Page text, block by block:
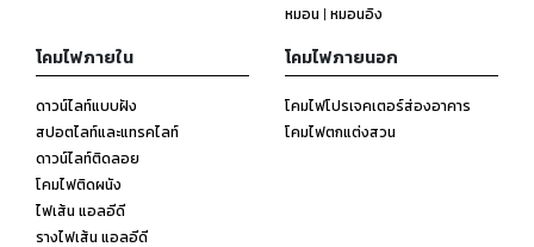
หมอน | หมอนอิง
โคมไฟภายใน
ดาวน์ไลท์แบบฝัง
สปอตไลท์และแทรคไลท์
ดาวน์ไลท์ติดลอย
โคมไฟติดผนัง
ไฟเส้น แอลอีดี
รางไฟเส้น แอลอีดี
โคมไฟภายนอก
โคมไฟโปรเจคเตอร์ส่องอาคาร
โคมไฟตกแต่งสวน